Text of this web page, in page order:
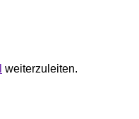
weiterzuleiten.